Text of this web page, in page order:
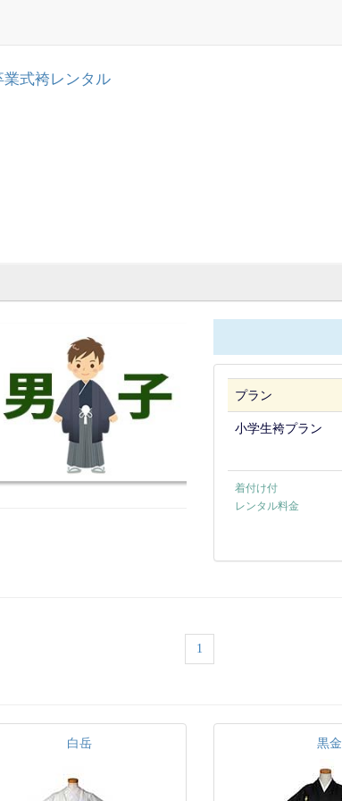
式袴レンタル
プラン
小学生袴プラン
着付け付
レンタル料金
1
白岳 黒金